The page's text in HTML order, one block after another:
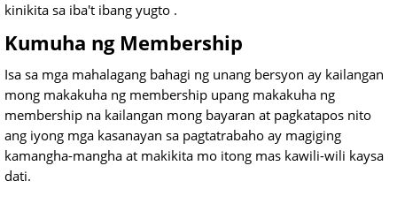
kinikita sa iba't ibang yugto .
Kumuha ng Membership
Isa sa mga mahalagang bahagi ng unang bersyon ay kailangan
mong makakuha ng membership upang makakuha ng
membership na kailangan mong bayaran at pagkatapos nito
ang iyong mga kasanayan sa pagtatrabaho ay magiging
kamangha-mangha at makikita mo itong mas kawili-wili kaysa
dati.